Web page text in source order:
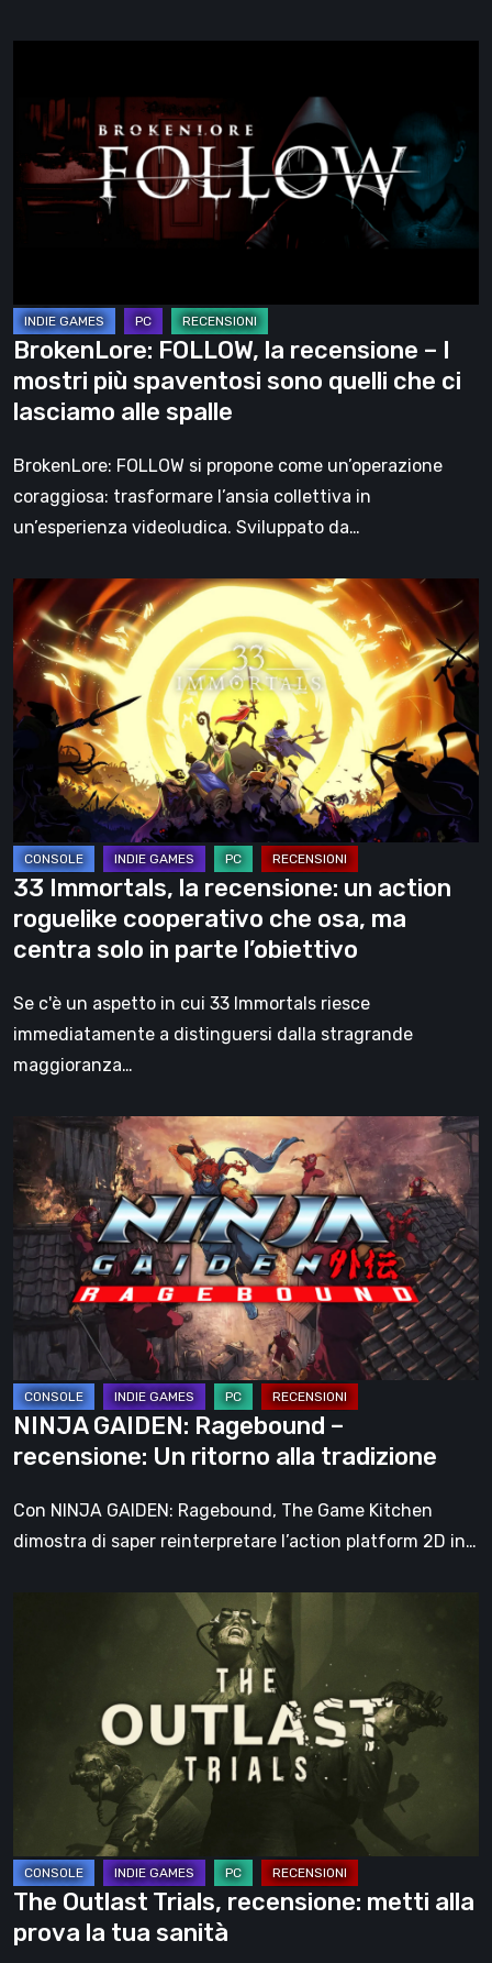
recensione
spaventosi
sono
quelli
che
ci
lasciamo
spalle
BrokenLore: FOLLOW, la recensione – I
mostri più spaventosi sono quelli che ci
lasciamo alle spalle
BrokenLore: FOLLOW si propone come un’operazione
coraggiosa: trasformare l’ansia collettiva in
un’esperienza videoludica. Sviluppato da…
33
Immortals,
la
recensione:
un
action
roguelike
cooperativo
che
osa,
ma
centra
solo
in
parte
l’obiettivo
33 Immortals, la recensione: un action
roguelike cooperativo che osa, ma
centra solo in parte l’obiettivo
Se c'è un aspetto in cui 33 Immortals riesce
immediatamente a distinguersi dalla stragrande
maggioranza…
NINJA
GAIDEN:
Ragebound
recensione:
Un
ritorno
tradizione
NINJA GAIDEN: Ragebound –
recensione: Un ritorno alla tradizione
Con NINJA GAIDEN: Ragebound, The Game Kitchen
dimostra di saper reinterpretare l’action platform 2D in…
tua
sanità
The Outlast Trials, recensione: metti alla
prova la tua sanità